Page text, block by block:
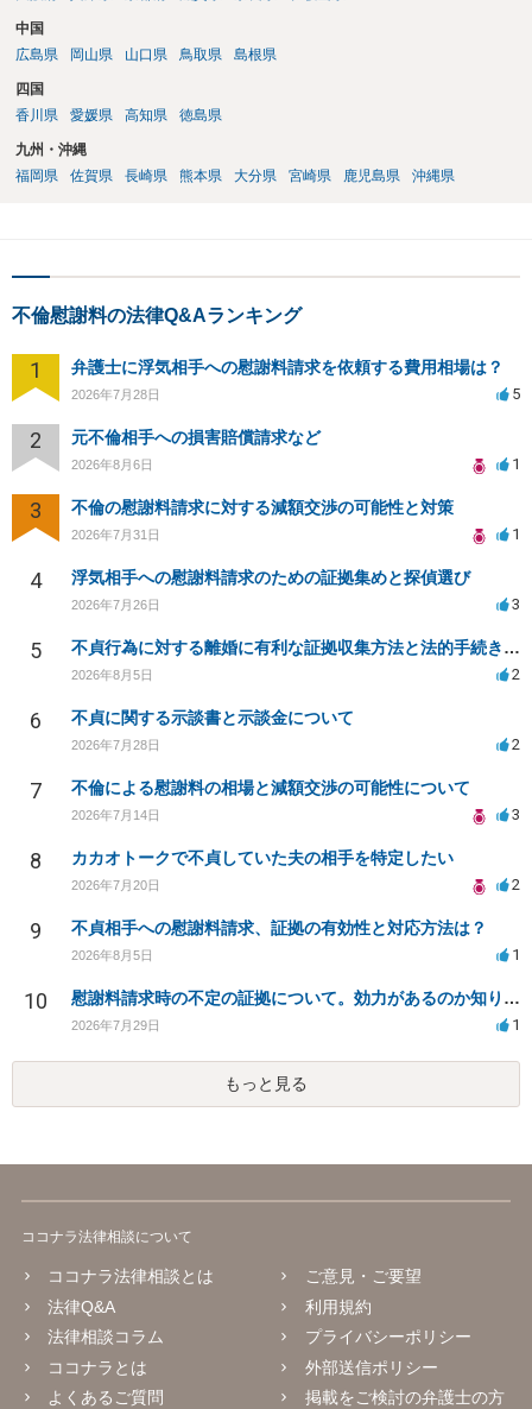
中国
広島県
岡山県 山口県 鳥取県 島根県
四国
香川県
愛媛県 高知県 徳島県
九州・沖縄
福岡県
佐賀県 長崎県 熊本県 大分県 宮崎県 鹿児島県 沖縄県
不倫慰謝料の法律Q&Aランキング
1 弁護士に浮気相手への慰謝料請求を依頼する費用相場は？
2026年7月28日 5
2 元不倫相手への損害賠償請求など
2026年8月6日 1
3 不倫の慰謝料請求に対する減額交渉の可能性と対策
2026年7月31日 1
4 浮気相手への慰謝料請求のための証拠集めと探偵選び
2026年7月26日 3
5 不貞行為に対する離婚に有利な証拠収集方法と法的手続きについて
2026年8月5日 2
6 不貞に関する示談書と示談金について
2026年7月28日 2
7 不倫による慰謝料の相場と減額交渉の可能性について
2026年7月14日 3
8 カカオトークで不貞していた夫の相手を特定したい
2026年7月20日 2
9 不貞相手への慰謝料請求、証拠の有効性と対応方法は？
2026年8月5日 1
10 慰謝料請求時の不定の証拠について。効力があるのか知りたい。
2026年7月29日 1
もっと見る
ココナラ法律相談について
ココナラ法律相談とは
法律Q&A
法律相談コラム
ココナラとは
よくあるご質問
ご意見・ご要望
利用規約
プライバシーポリシー
外部送信ポリシー
掲載をご検討の弁護士の方